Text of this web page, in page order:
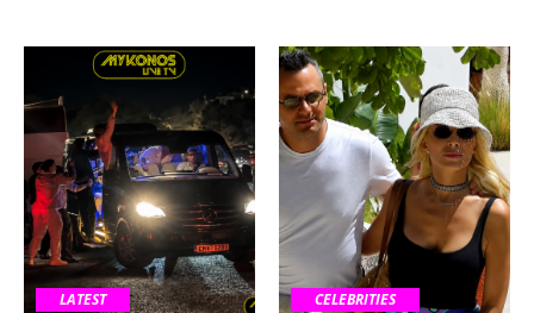
LATEST CELEBRITIES